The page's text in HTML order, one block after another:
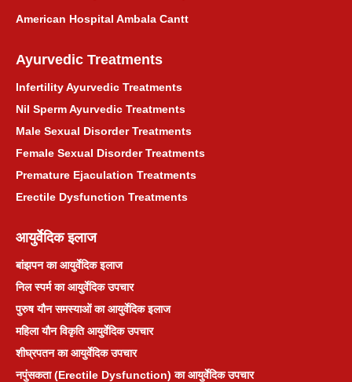
American Hospital Ambala Cantt
Ayurvedic Treatments
Infertility Ayurvedic Treatments
Nil Sperm Ayurvedic Treatments
Male Sexual Disorder Treatments
Female Sexual Disorder Treatments
Premature Ejaculation Treatments
Erectile Dysfunction Treatments
आयुर्वेदिक इलाज
बांझपन का आयुर्वेदिक इलाज
निल स्पर्म का आयुर्वेदिक उपचार
पुरुष यौन समस्याओं का आयुर्वेदिक इलाज
महिला यौन विकृति आयुर्वेदिक उपचार
शीघ्रपतन का आयुर्वेदिक उपचार
नपुंसकता (Erectile Dysfunction) का आयुर्वेदिक उपचार